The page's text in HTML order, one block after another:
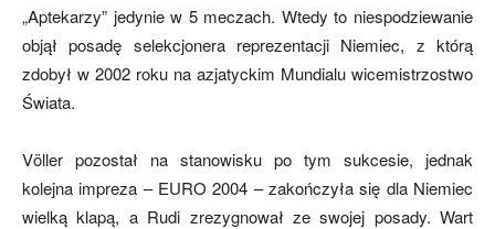
mecze,
skład)
„Aptekarzy” jedynie w 5 meczach. Wtedy to niespodziewanie
objął posadę selekcjonera reprezentacji Niemiec, z którą
zdobył w 2002 roku na azjatyckim Mundialu wicemistrzostwo
Świata.
Völler pozostał na stanowisku po tym sukcesie, jednak
kolejna impreza – EURO 2004 – zakończyła się dla Niemiec
wielką klapą, a Rudi zrezygnował ze swojej posady. Wart